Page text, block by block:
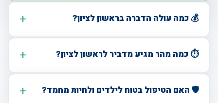
💰 כמה עולה הדברה בראשון לציון?
⏱️ כמה מהר מגיע מדביר לראשון לציון?
🛡️ האם הטיפול בטוח לילדים ולחיות מחמד?